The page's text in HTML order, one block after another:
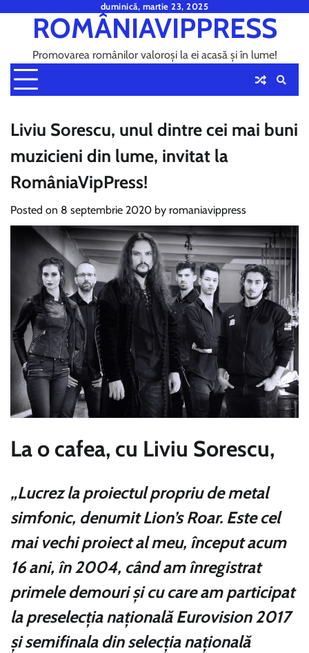
content
duminică, martie 23, 2025
ROMÂNIAVIPPRESS
Promovarea românilor valoroși la ei acasă și în lume!
Liviu Sorescu, unul dintre cei mai buni
muzicieni din lume, invitat la
RomâniaVipPress!
Posted on 8 septembrie 2020 by romaniavippress
La o cafea, cu Liviu Sorescu,
„Lucrez la proiectul propriu de metal
simfonic, denumit Lion’s Roar. Este cel
mai vechi proiect al meu, început acum
16 ani, în 2004, când am înregistrat
primele demouri şi cu care am participat
la preselecţia naţională Eurovision 2017
şi semifinala din selecţia naţională